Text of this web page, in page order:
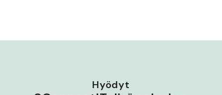
Hyödyt